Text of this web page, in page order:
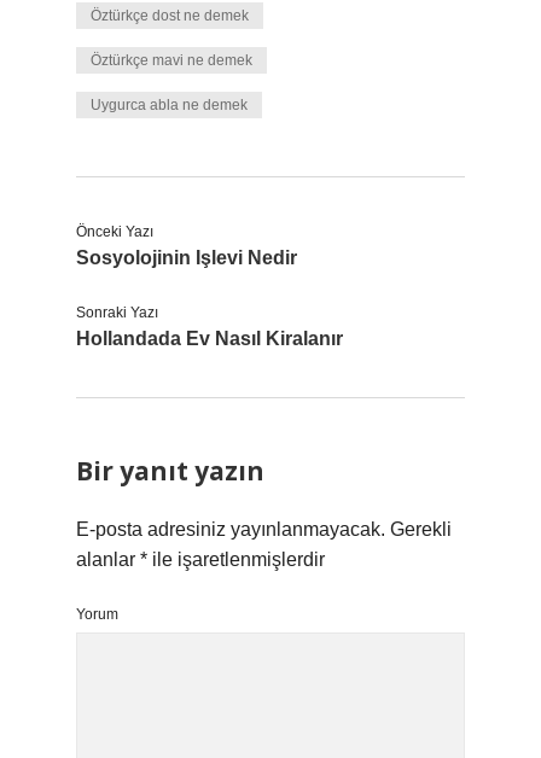
Öztürkçe dost ne demek
Öztürkçe mavi ne demek
Uygurca abla ne demek
Önceki Yazı
Sosyolojinin Işlevi Nedir
Sonraki Yazı
Hollandada Ev Nasıl Kiralanır
Bir yanıt yazın
E-posta adresiniz yayınlanmayacak. Gerekli
alanlar * ile işaretlenmişlerdir
Yorum